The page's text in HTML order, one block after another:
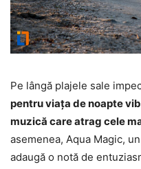
Pe lângă plajele sale
pentru viața de noapte
muzică care atrag cele
asemenea, Aqua Magic,
adaugă o notă de